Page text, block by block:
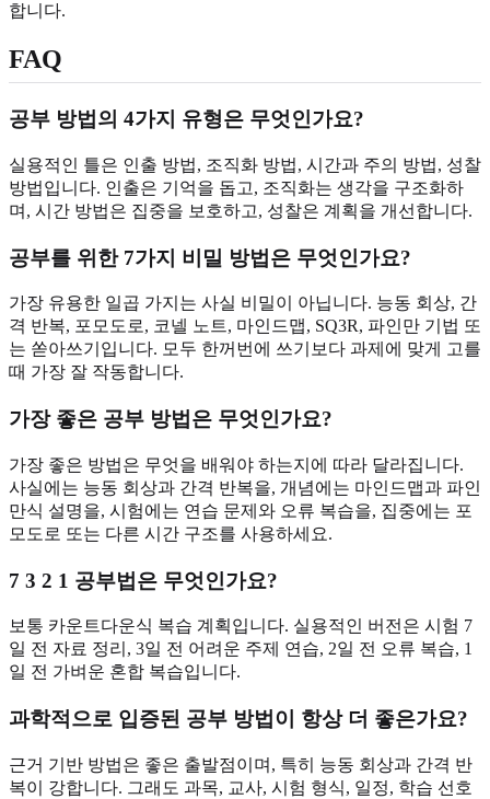
합니다.
FAQ
공부 방법의 4가지 유형은 무엇인가요?
실용적인 틀은 인출 방법, 조직화 방법, 시간과 주의 방법, 성찰
방법입니다. 인출은 기억을 돕고, 조직화는 생각을 구조화하
며, 시간 방법은 집중을 보호하고, 성찰은 계획을 개선합니다.
공부를 위한 7가지 비밀 방법은 무엇인가요?
가장 유용한 일곱 가지는 사실 비밀이 아닙니다. 능동 회상, 간
격 반복, 포모도로, 코넬 노트, 마인드맵, SQ3R, 파인만 기법 또
는 쏟아쓰기입니다. 모두 한꺼번에 쓰기보다 과제에 맞게 고를
때 가장 잘 작동합니다.
가장 좋은 공부 방법은 무엇인가요?
가장 좋은 방법은 무엇을 배워야 하는지에 따라 달라집니다.
사실에는 능동 회상과 간격 반복을, 개념에는 마인드맵과 파인
만식 설명을, 시험에는 연습 문제와 오류 복습을, 집중에는 포
모도로 또는 다른 시간 구조를 사용하세요.
7 3 2 1 공부법은 무엇인가요?
보통 카운트다운식 복습 계획입니다. 실용적인 버전은 시험 7
일 전 자료 정리, 3일 전 어려운 주제 연습, 2일 전 오류 복습, 1
일 전 가벼운 혼합 복습입니다.
과학적으로 입증된 공부 방법이 항상 더 좋은가요?
근거 기반 방법은 좋은 출발점이며, 특히 능동 회상과 간격 반
복이 강합니다. 그래도 과목, 교사, 시험 형식, 일정, 학습 선호